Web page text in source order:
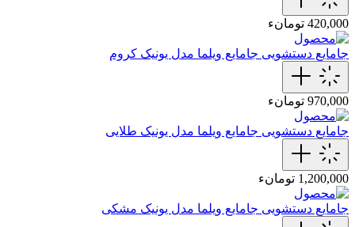
420,000 تومانء
جامایع دستشویی جامایع‌ ویلما‌ مدل یونیک‌ کروم
970,000 تومانء
جامایع دستشویی جامایع‌ ویلما‌ مدل یونیک‌ طلایی
1,200,000 تومانء
جامایع دستشویی جامایع‌ ویلما مدل یونیک‌ مشکی